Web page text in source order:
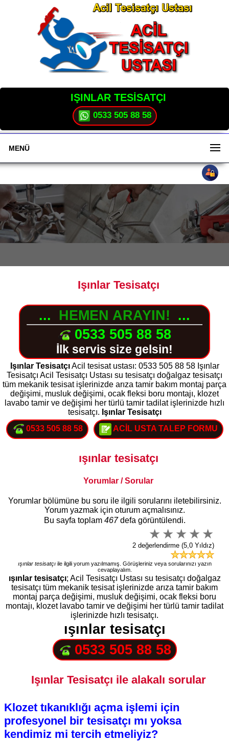
IŞINLAR TESİSATÇI
0533 505 88 58
MENÜ
Işınlar Tesisatçı
... HEMEN ARAYIN! ...
0533 505 88 58
İlk servis size gelsin!
Işınlar TesisatçıAcil tesisat ustası: 0533 505 88 58 Işınlar
Tesisatçı Acil Tesisatçı Ustası su tesisatçı doğalgaz tesisatçı
tüm mekanik tesisat işlerinizde arıza tamir bakım montaj parça
değişimi, musluk değişimi, ocak fleksi boru montajı, klozet
lavabo tamir ve değişimi her türlü tamir tadilat işlerinizde hızlı
tesisatçı. Işınlar Tesisatçı
0533 505 88 58
ACİL USTA TALEP FORMU
ışınlar tesisatçı
Yorumlar / Sorular
Yorumlar bölümüne bu soru ile ilgili sorularını iletebilirsiniz.
Yorum yazmak için oturum açmalısınız.
Bu sayfa toplam 467defa görüntülendi.
2 değerlendirme (5,0 Yıldız)
ışınlar tesisatçıile ilgili yorum yazılmamış. Görüşleriniz veya sorularınızı yazın
cevaplayalım.
ışınlar tesisatçı; Acil Tesisatçı Ustası su tesisatçı doğalgaz
tesisatçı tüm mekanik tesisat işlerinizde arıza tamir bakım
montaj parça değişimi, musluk değişimi, ocak fleksi boru
montajı, klozet lavabo tamir ve değişimi her türlü tamir tadilat
işlerinizde hızlı tesisatçı.
ışınlar tesisatçı
0533 505 88 58
Işınlar Tesisatçı ile alakalı sorular
Klozet tıkanıklığı açma işlemi için
profesyonel bir tesisatçı mı yoksa
kendimiz mi tercih etmeliyiz?